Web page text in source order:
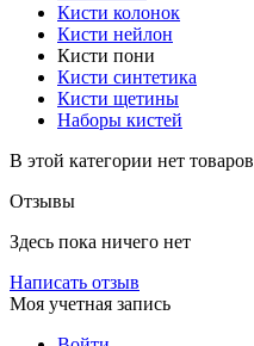
Кисти колонок
Кисти нейлон
Кисти пони
Кисти синтетика
Кисти щетины
Наборы кистей
В этой категории нет товаров
Отзывы
Здесь пока ничего нет
Написать отзыв
Моя учетная запись